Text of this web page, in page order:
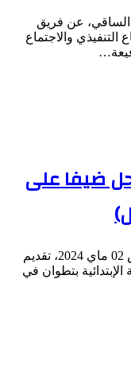
الساقي، عن فريق
التنفيذي والاجتماع
ضيفا على
فكري ولد عليتم صباح اليوم، الخميس 02 ماي 2024، تقديم
بتطوان في